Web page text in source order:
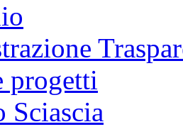
progetti
Sciascia